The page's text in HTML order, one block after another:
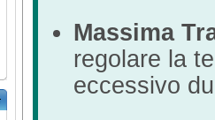
Massima
regolare la
eccessivo